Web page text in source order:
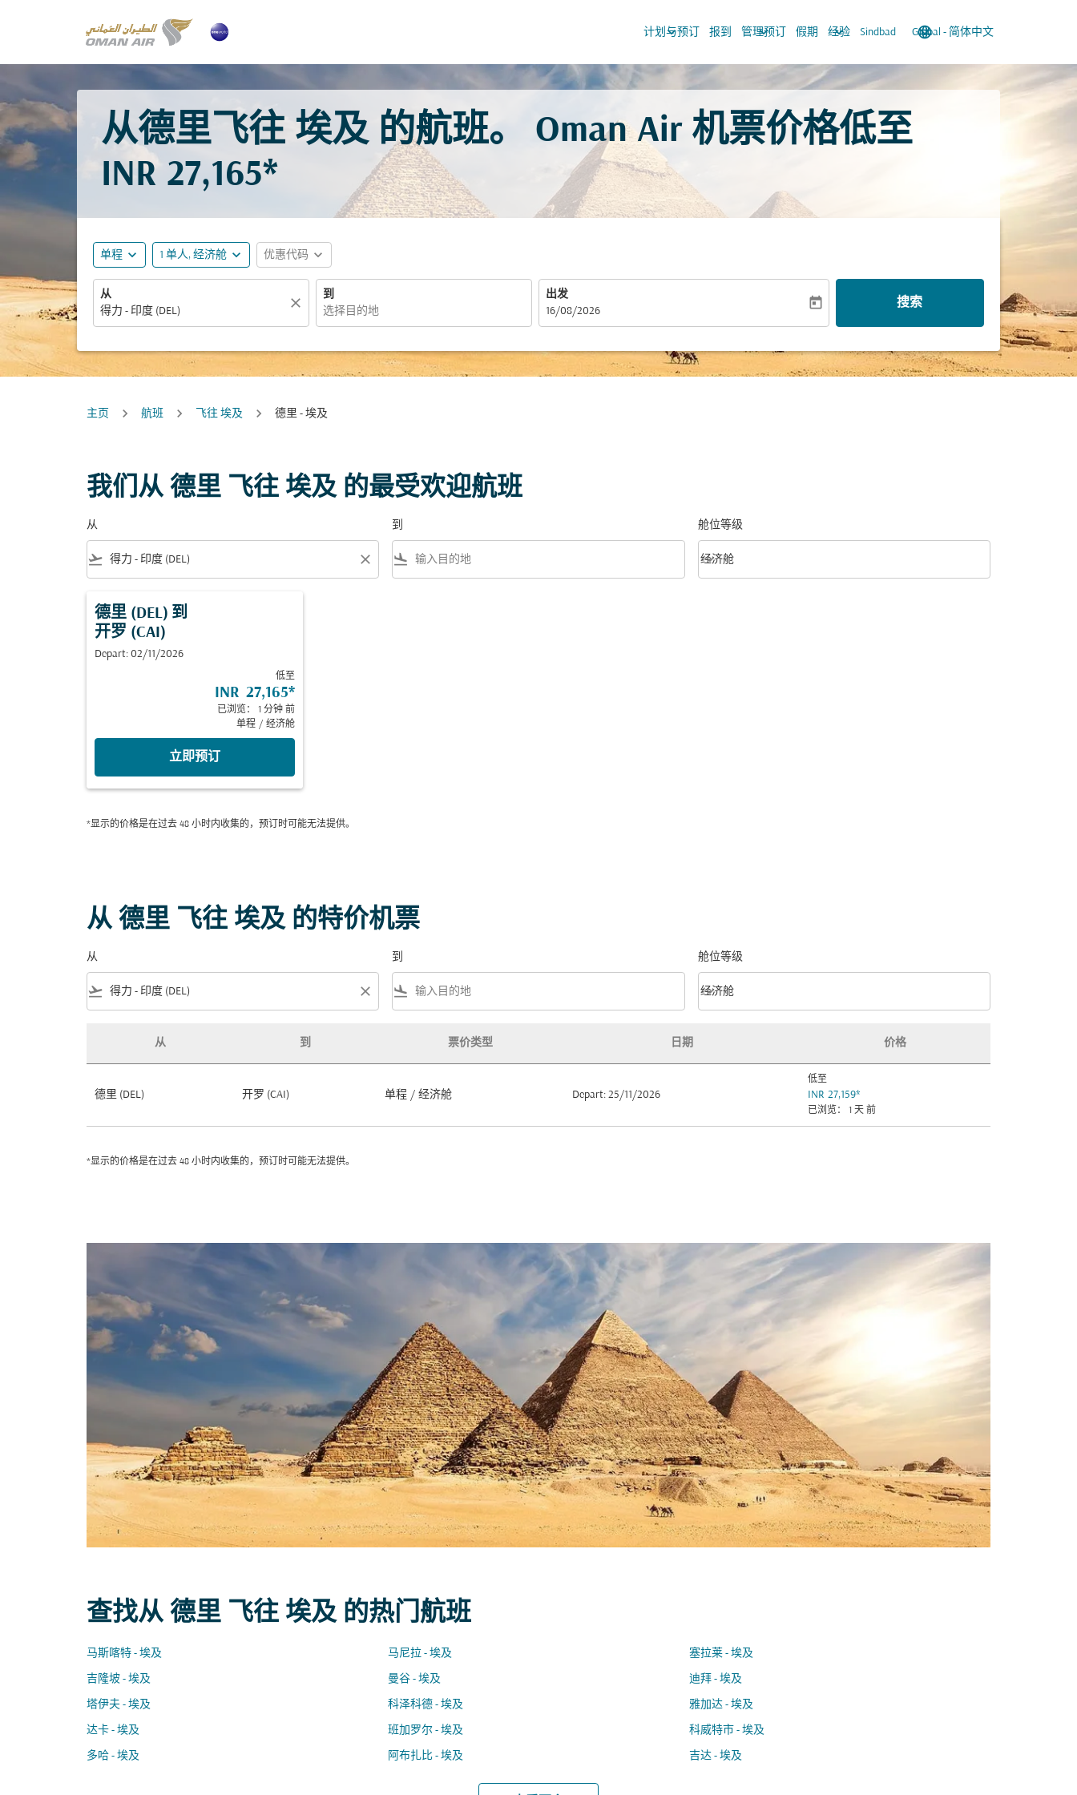
计划与预订
keyboard_arrow_down 报到 管理预订
keyboard_arrow_down 假期 经验
keyboard_arrow_down Sindbad language
Global - 简体中文
keyboard_arrow_down
从德里飞往 埃及 的航班。 Oman Air 机票价格低至
INR 27,165*
单程 expand_more 1 单人, 经济舱 expand_more 优惠代码 expand_more
从
close
到
出发
fc-booking-departure-date-aria-label
16/08/2026
today 搜索
主页 航班 飞往 埃及 德里 - 埃及
我们从 德里 飞往 埃及 的最受欢迎航班
从
flight_takeoff close
到
flight_land
舱位等级
舱位等级 option 经济舱 Selected
经济舱
keyboard_arrow_down
德里 (DEL) 到
开罗 (CAI)
Depart: 02/11/2026
低至
INR 27,165*
已浏览： 1 分钟 前
单程 / 经济舱
立即预订
*显示的价格是在过去 48 小时内收集的，预订时可能无法提供。
从 德里 飞往 埃及 的特价机票
从
flight_takeoff close
到
flight_land
舱位等级
舱位等级 option 经济舱 Selected
经济舱
keyboard_arrow_down
从 到 票价类型 日期 价格
德里 (DEL) 开罗 (CAI) 单程 / 经济舱 Depart: 25/11/2026
低至
INR 27,159*
已浏览： 1 天 前
*显示的价格是在过去 48 小时内收集的，预订时可能无法提供。
查找从 德里 飞往 埃及 的热门航班
马斯喀特 - 埃及 马尼拉 - 埃及 塞拉莱 - 埃及
吉隆坡 - 埃及 曼谷 - 埃及 迪拜 - 埃及
塔伊夫 - 埃及 科泽科德 - 埃及 雅加达 - 埃及
达卡 - 埃及 班加罗尔 - 埃及 科威特市 - 埃及
多哈 - 埃及 阿布扎比 - 埃及 吉达 - 埃及